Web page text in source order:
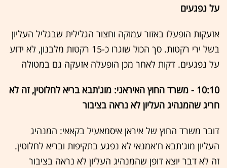
על נפגעים
אזעקות הופעלו באזור עמוקה וחצור הגלילית שבגליל העליון
בשל ירי רקטות. סך הכול שוגרו כ-15 רקטות מלבנון, לא ידוע
על נפגעים. דקות לאחר מכן הופעלה אזעקה גם במטולה
10:10 - משרד החוץ האיראני: מוג'תבא בריא לחלוטין, זה לא
חריג שהמנהיג העליון לא נראה בציבור
דובר משרד החוץ של איראן איסמאעיל בקאאי: המנהיג
העליון מוג'תבא ח'אמנאי לא נפגע בתקיפות ובריא לחלוטין.
זה לא דבר יוצא דופן שהמנהיג העליון לא נראה בציבור